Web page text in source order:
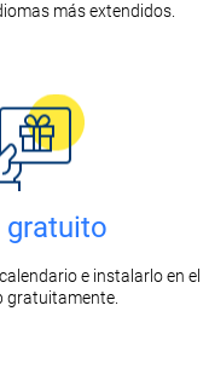
más extendidos.
gratuito
e instalarlo en el
gratuitamente.